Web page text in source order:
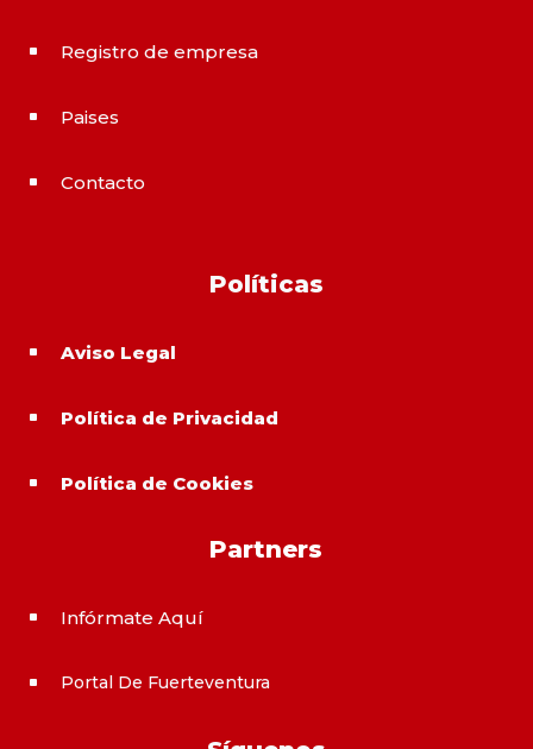
^ Registro de empresa
^ Paises
^ Contacto
Políticas
^ Aviso Legal
^ Política de Privacidad
^ Política de Cookies
Partners
^ Infórmate Aquí
^ Portal De Fuerteventura